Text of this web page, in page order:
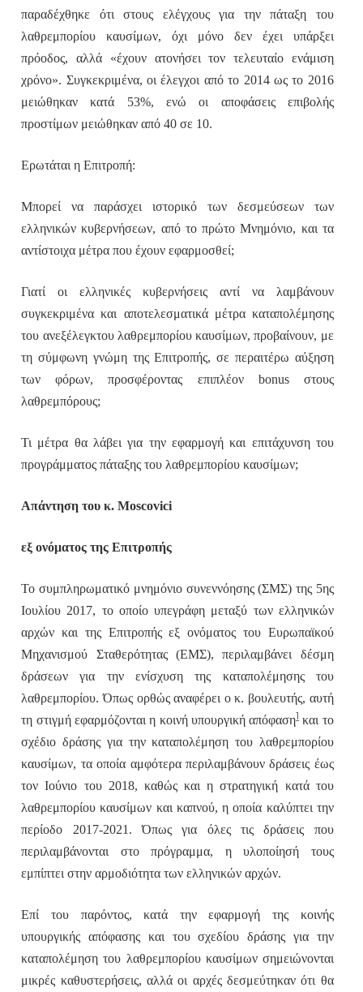
παραδέχθηκε ότι στους ελέγχους για την πάταξη του
λαθρεμπορίου καυσίμων, όχι μόνο δεν έχει υπάρξει
πρόοδος, αλλά «έχουν ατονήσει τον τελευταίο ενάμιση
χρόνο». Συγκεκριμένα, οι έλεγχοι από το 2014 ως το 2016
μειώθηκαν κατά 53%, ενώ οι αποφάσεις επιβολής
προστίμων μειώθηκαν από 40 σε 10.
Ερωτάται η Επιτροπή:
Μπορεί να παράσχει ιστορικό των δεσμεύσεων των
ελληνικών κυβερνήσεων, από το πρώτο Μνημόνιο, και τα
αντίστοιχα μέτρα που έχουν εφαρμοσθεί;
Γιατί οι ελληνικές κυβερνήσεις αντί να λαμβάνουν
συγκεκριμένα και αποτελεσματικά μέτρα καταπολέμησης
του ανεξέλεγκτου λαθρεμπορίου καυσίμων, προβαίνουν, με
τη σύμφωνη γνώμη της Επιτροπής, σε περαιτέρω αύξηση
των φόρων, προσφέροντας επιπλέον bonusστους
λαθρεμπόρους;
Τι μέτρα θα λάβει για την εφαρμογή και επιτάχυνση του
προγράμματος πάταξης του λαθρεμπορίου καυσίμων;
Απάντηση του κ. Moscovici
εξ ονόματος της Επιτροπής
Το συμπληρωματικό μνημόνιο συνεννόησης (ΣΜΣ) της 5ης
Ιουλίου 2017, το οποίο υπεγράφη μεταξύ των ελληνικών
αρχών και της Επιτροπής εξ ονόματος του Ευρωπαϊκού
Μηχανισμού Σταθερότητας (ΕΜΣ), περιλαμβάνει δέσμη
δράσεων για την ενίσχυση της καταπολέμησης του
λαθρεμπορίου. Όπως ορθώς αναφέρει ο κ. βουλευτής, αυτή
τη στιγμή εφαρμόζονται η κοινή υπουργική απόφαση1και το
σχέδιο δράσης για την καταπολέμηση του λαθρεμπορίου
καυσίμων, τα οποία αμφότερα περιλαμβάνουν δράσεις έως
τον Ιούνιο του 2018, καθώς και η στρατηγική κατά του
λαθρεμπορίου καυσίμων και καπνού, η οποία καλύπτει την
περίοδο 2017-2021. Όπως για όλες τις δράσεις που
περιλαμβάνονται στο πρόγραμμα, η υλοποίησή τους
εμπίπτει στην αρμοδιότητα των ελληνικών αρχών.
Επί του παρόντος, κατά την εφαρμογή της κοινής
υπουργικής απόφασης και του σχεδίου δράσης για την
καταπολέμηση του λαθρεμπορίου καυσίμων σημειώνονται
μικρές καθυστερήσεις, αλλά οι αρχές δεσμεύτηκαν ότι θα